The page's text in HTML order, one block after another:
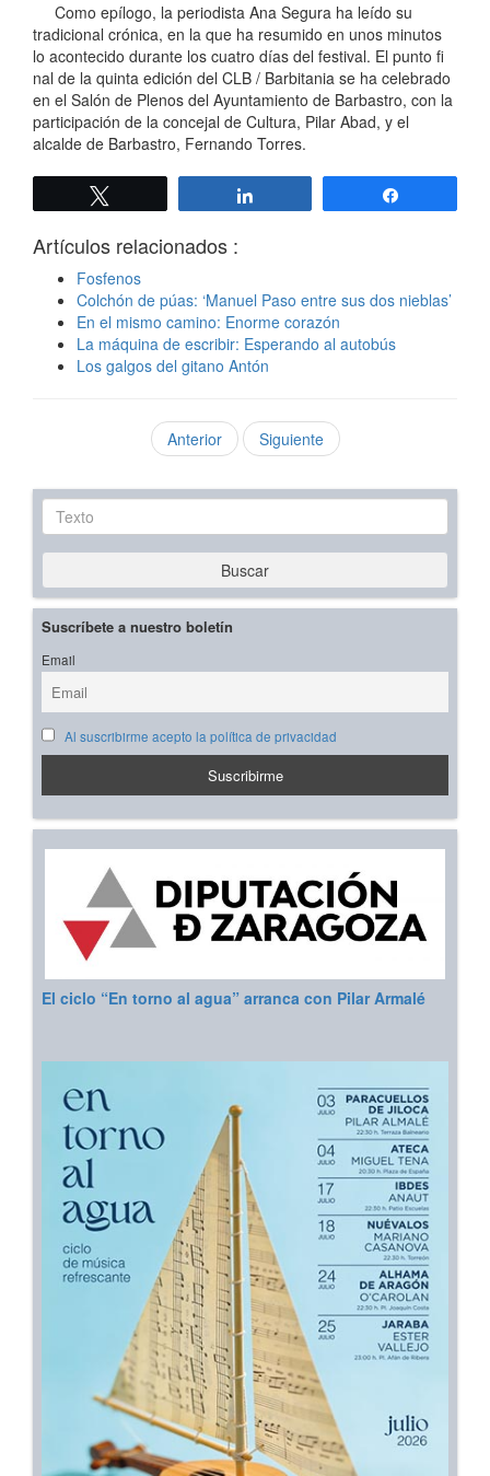
Como epílogo, la periodista Ana Segura ha leído su
tradicional crónica, en la que ha resumido en unos minutos
lo acontecido durante los cuatro días del festival. El punto fi
nal de la quinta edición del CLB / Barbitania se ha celebrado
en el Salón de Plenos del Ayuntamiento de Barbastro, con la
participación de la concejal de Cultura, Pilar Abad, y el
alcalde de Barbastro, Fernando Torres.
Artículos relacionados :
Fosfenos
Colchón de púas: ‘Manuel Paso entre sus dos nieblas’
En el mismo camino: Enorme corazón
La máquina de escribir: Esperando al autobús
Los galgos del gitano Antón
Anterior Siguiente
Texto
Buscar
Suscríbete a nuestro boletín
Email
Al suscribirme acepto la política de privacidad
El ciclo “En torno al agua” arranca con Pilar Armalé